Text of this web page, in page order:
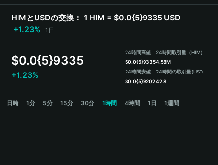
Português (Portugal)
Bahasa Indonesia
ภาษาไทย
हिन्दी
Español
Português (Brasil)
HIMとUSDの交換： 1 HIM = $0.0{5}9335 USD
+1.23%
1日
$0.0{5}9335
+1.23%
24時間高値
$0.0{5}9335
24時間安値
$0.0{5}9202
24時間取引量（HIM）
4.58M
24時間の取引量(USDT)
42.8
日時 1分 5分 15分 30分 1時間 4時間 1日 1週間